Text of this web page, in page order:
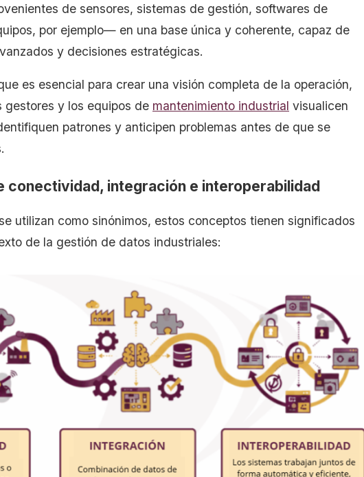
de sensores, sistemas de gestión, softwares de
por ejemplo— en una base única y coherente, capaz de
y decisiones estratégicas.
es esencial para crear una visión completa de la operación,
gestores y los equipos de mantenimiento industrial visualicen
patrones y anticipen problemas antes de que se
conectividad, integración e interoperabilidad
utilizan como sinónimos, estos conceptos tienen significados
de la gestión de datos industriales: